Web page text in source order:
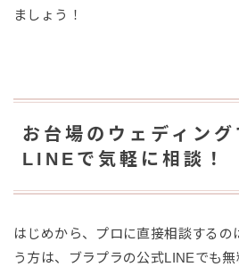
ましょう！
お台場のウェディング
LINEで気軽に相談！
はじめから、プロに直接相談するの
う方は、ブラプラの公式LINEでも